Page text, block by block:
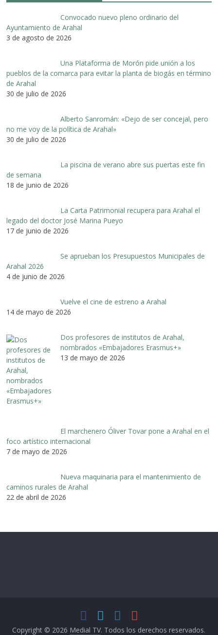
Convocado nuevo pleno ordinario del
Ayuntamiento de Arahal
3 de agosto de 2026
Una Plataforma de Morón pide unión a los
pueblos de la comarca para evitar la planta de biogás en término
de Arahal
30 de julio de 2026
Alberto Sanromán: «Dejo de ser concejal, pero
no me voy de la política de Arahal»
30 de julio de 2026
La piscina de verano abre sus puertas este fin
de semana
18 de junio de 2026
La Carta Patrimonial recupera para Arahal el
legado del doctor José Marina Pueyo
17 de junio de 2026
Se aprueban los Presupuestos Municipales de
Arahal 2026
4 de junio de 2026
Vuelve el cine de estreno a Arahal
14 de mayo de 2026
Dos profesores de institutos de Arahal,
nombrados «Embajadores Erasmus+»
13 de mayo de 2026
El marchenero Óliver Tovar pone a Arahal en el
foco artístico internacional
7 de mayo de 2026
Nueva maquinaria para el mantenimiento de
caminos rurales de Arahal
22 de abril de 2026
Copyright © 2026 Medial TV. Todos los derechos reservados.